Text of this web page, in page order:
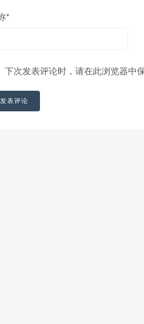
*
下次发表评论时，请在此浏览器中